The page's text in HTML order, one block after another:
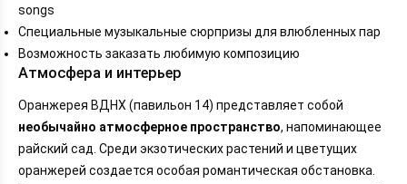
songs
Специальные музыкальные сюрпризы для влюбленных пар
Возможность заказать любимую композицию
Атмосфера и интерьер
Оранжерея ВДНХ (павильон 14) представляет собой
необычайно атмосферное пространство, напоминающее
райский сад. Среди экзотических растений и цветущих
оранжерей создается особая романтическая обстановка.